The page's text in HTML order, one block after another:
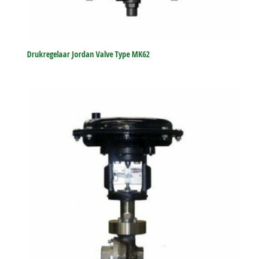
Drukregelaar Jordan Valve Type MK62